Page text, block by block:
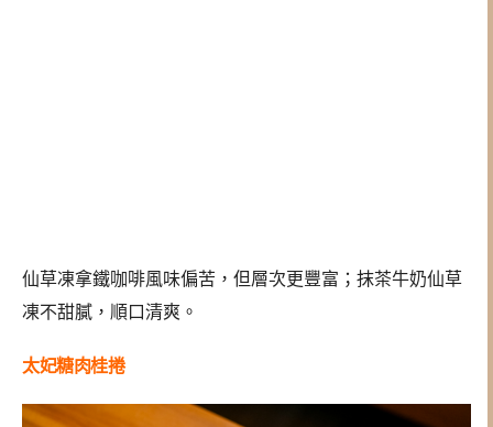
仙草凍拿鐵咖啡風味偏苦，但層次更豐富；抹茶牛奶仙草
凍不甜膩，順口清爽。
太妃糖肉桂捲